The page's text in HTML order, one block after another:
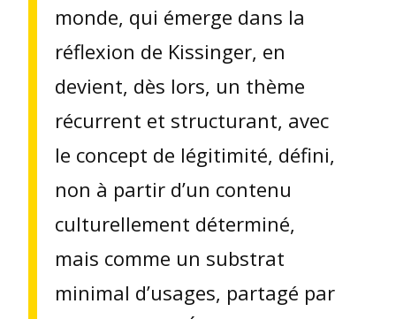
monde, qui émerge dans la
réflexion de Kissinger, en
devient, dès lors, un thème
récurrent et structurant, avec
le concept de légitimité, défini,
non à partir d’un contenu
culturellement déterminé,
mais comme un substrat
minimal d’usages, partagé par